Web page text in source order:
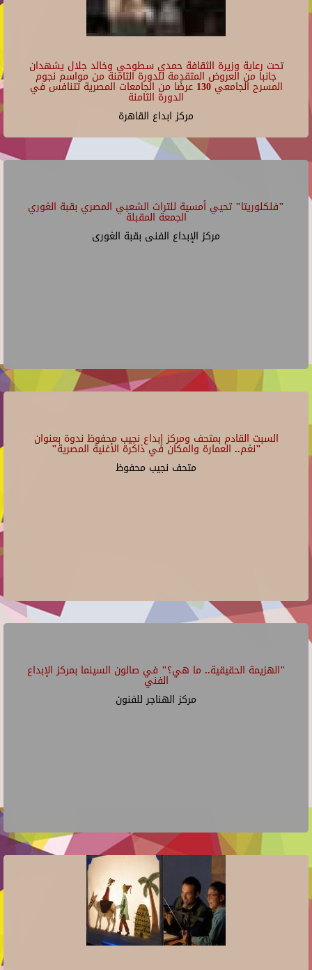
تحت رعاية وزيرة الثقافة حمدي سطوحي وخالد جلال يشهدان
جانبا من العروض المتقدمة للدورة الثامنة من مواسم نجوم
المسرح الجامعي 130 عرضًا من الجامعات المصرية تتنافس في
الدورة الثامنة
مركز ابداع القاهرة
"فلكلوريتا" تحيي أمسية للتراث الشعبي المصري بقبة الغوري
الجمعة المقبلة
مركز الإبداع الفنى بقبة الغورى
السبت القادم بمتحف ومركز إبداع نجيب محفوظ ندوة بعنوان
"نغم.. العمارة والمكان في ذاكرة الأغنية المصرية"
متحف نجيب محفوظ
"الهزيمة الحقيقية.. ما هي؟" في صالون السينما بمركز الإبداع
الفني
مركز الهناجر للفنون